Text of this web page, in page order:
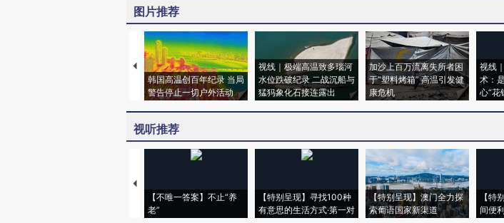
图片推荐
韩国高温创百年纪录 当局
警告停止一切户外活动
视线｜极端高温致多瑙河
水位跌破纪录 二战沉船与
猛犸象化石接连露出
加沙上百万流离失所者困
于“塑料烤箱” 高温引发健
康危机
视线
术：
心“花
视听推荐
【不唯一答案】不止“养
老”
【特别呈现】寻找100种
有意思的生活方式·第一对
【特别呈现】澳门全力探
索葡语国家新渠道
【特
间便